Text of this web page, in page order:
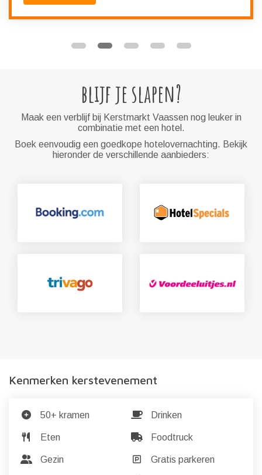
blijf je slapen?
Maak een verblijf bij Kerstmarkt Vaassen nog leuker in
combinatie met een hotel.
Boek eenvoudig een goedkope hotelovernachting. Bekijk
hieronder de verschillende aanbieders:
Kenmerken kerstevenement
50+ kramen Drinken
Eten Foodtruck
Gezin Gratis parkeren